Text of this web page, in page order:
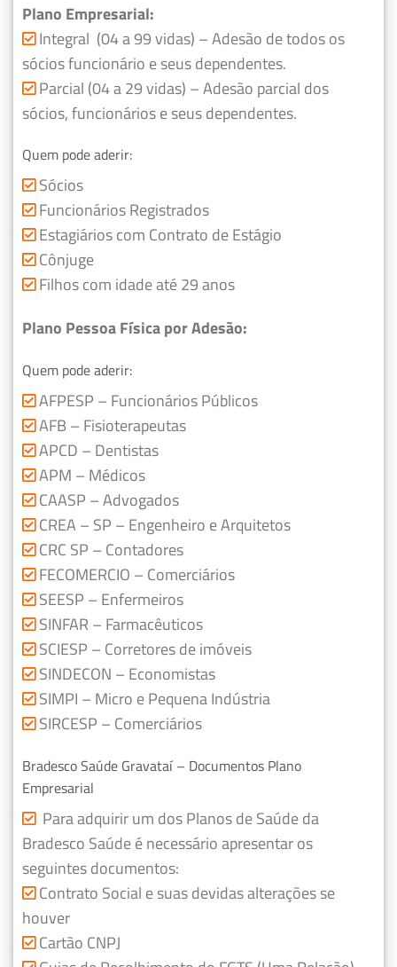
Plano Empresarial:
Integral (04 a 99 vidas) – Adesão de todos os
sócios funcionário e seus dependentes.
Parcial (04 a 29 vidas) – Adesão parcial dos
sócios, funcionários e seus dependentes.
Quem pode aderir:
Sócios
Funcionários Registrados
Estagiários com Contrato de Estágio
Cônjuge
Filhos com idade até 29 anos
Plano Pessoa Física por Adesão:
Quem pode aderir:
AFPESP – Funcionários Públicos
AFB – Fisioterapeutas
APCD – Dentistas
APM – Médicos
CAASP – Advogados
CREA – SP – Engenheiro e Arquitetos
CRC SP – Contadores
FECOMERCIO – Comerciários
SEESP – Enfermeiros
SINFAR – Farmacêuticos
SCIESP – Corretores de imóveis
SINDECON – Economistas
SIMPI – Micro e Pequena Indústria
SIRCESP – Comerciários
Bradesco Saúde Gravataí – Documentos Plano
Empresarial
Para adquirir um dos Planos de Saúde da
Bradesco Saúde é necessário apresentar os
seguintes documentos:
Contrato Social e suas devidas alterações se
houver
Cartão CNPJ